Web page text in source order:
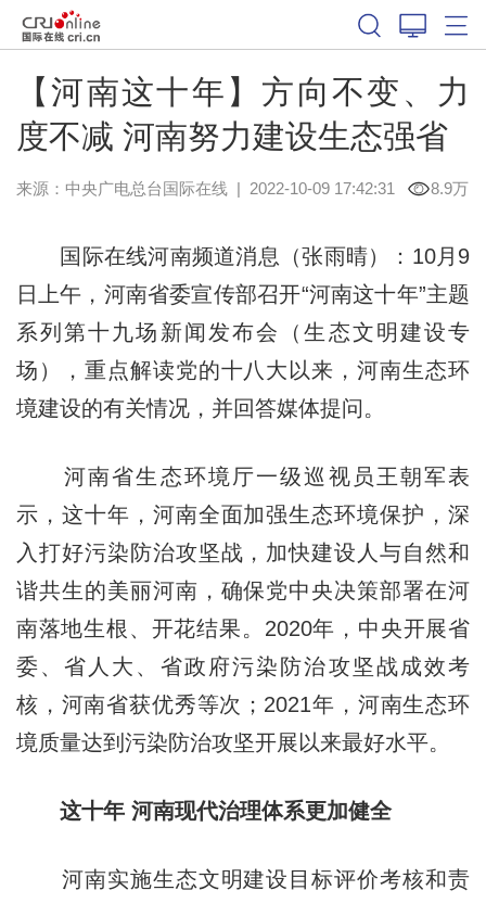
【河南这十年】方向不变、力
度不减 河南努力建设生态强省
来源：中央广电总台国际在线| 2022-10-09 17:42:31 8.9万
国际在线河南频道消息（张雨晴）：10月9
日上午，河南省委宣传部召开“河南这十年”主题
系列第十九场新闻发布会（生态文明建设专
场），重点解读党的十八大以来，河南生态环
境建设的有关情况，并回答媒体提问。
河南省生态环境厅一级巡视员王朝军表
示，这十年，河南全面加强生态环境保护，深
入打好污染防治攻坚战，加快建设人与自然和
谐共生的美丽河南，确保党中央决策部署在河
南落地生根、开花结果。2020年，中央开展省
委、省人大、省政府污染防治攻坚战成效考
核，河南省获优秀等次；2021年，河南生态环
境质量达到污染防治攻坚开展以来最好水平。
这十年 河南现代治理体系更加健全
河南实施生态文明建设目标评价考核和责